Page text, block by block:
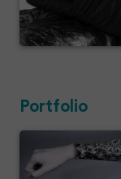
Portfolio